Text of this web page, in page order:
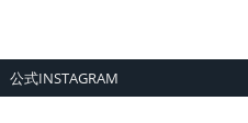
公式INSTAGRAM